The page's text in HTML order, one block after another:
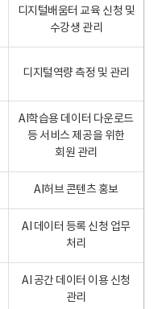
디지털배움터 교육 신청 및
수강생 관리
디지털역량 측정 및 관리
AI학습용 데이터 다운로드
등 서비스 제공을 위한
회원 관리
AI허브 콘텐츠 홍보
AI 데이터 등록 신청 업무
처리
AI 공간 데이터 이용 신청
관리